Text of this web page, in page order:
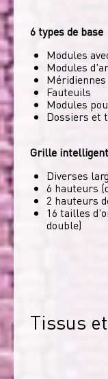
6 types de base
Modules
Modules
Fauteuils
Modules
Dossiers et
Grille
Diverses
6 hauteurs
2 hauteurs
16 tailles
double)
Tissus